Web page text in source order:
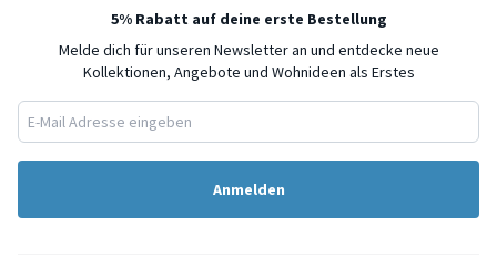
5% Rabatt auf deine erste Bestellung
Melde dich für unseren Newsletter an und entdecke neue
Kollektionen, Angebote und Wohnideen als Erstes
Anmelden